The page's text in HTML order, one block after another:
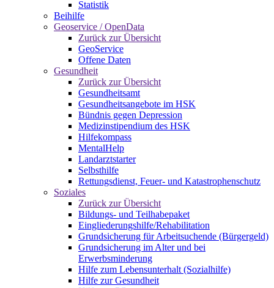
Statistik
Beihilfe
Geoservice / OpenData
Zurück zur Übersicht
GeoService
Offene Daten
Gesundheit
Zurück zur Übersicht
Gesundheitsamt
Gesundheitsangebote im HSK
Bündnis gegen Depression
Medizinstipendium des HSK
Hilfekompass
MentalHelp
Landarztstarter
Selbsthilfe
Rettungsdienst, Feuer- und Katastrophenschutz
Soziales
Zurück zur Übersicht
Bildungs- und Teilhabepaket
Eingliederungshilfe/Rehabilitation
Grundsicherung für Arbeitsuchende (Bürgergeld)
Grundsicherung im Alter und bei
Erwerbsminderung
Hilfe zum Lebensunterhalt (Sozialhilfe)
Hilfe zur Gesundheit